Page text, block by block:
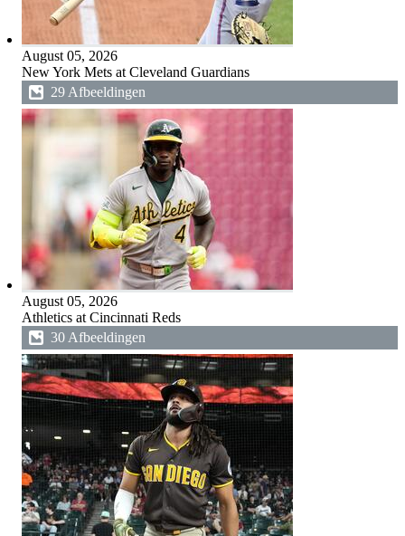
August 05, 2026
New York Mets at Cleveland Guardians
29 Afbeeldingen
August 05, 2026
Athletics at Cincinnati Reds
30 Afbeeldingen